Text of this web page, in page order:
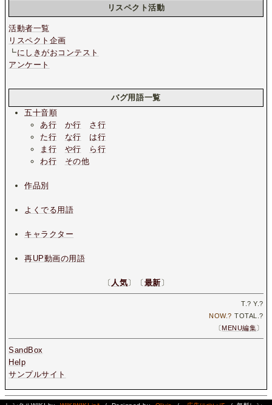
リスペクト活動
活動者一覧
リスペクト企画
┗にしきがおコンテスト
アンケート
バグ用語一覧
五十音順
あ行
か行
さ行
た行
な行
は行
ま行
や行
ら行
わ行
その他
作品別
よくでる用語
キャラクター
再UP動画の用語
〔 人気〕〔 最新 〕
T.? Y.?
NOW.? TOTAL.?
〔 MENU編集〕
SandBox
Help
サンプルサイト